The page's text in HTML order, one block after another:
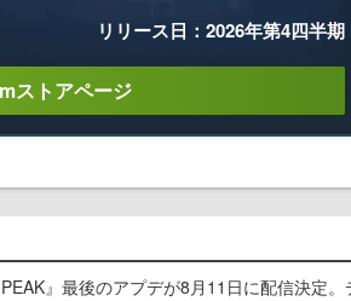
リリース日：2026年第4四半期
ストアページ
』最後のアプデが8月11日に配信決定